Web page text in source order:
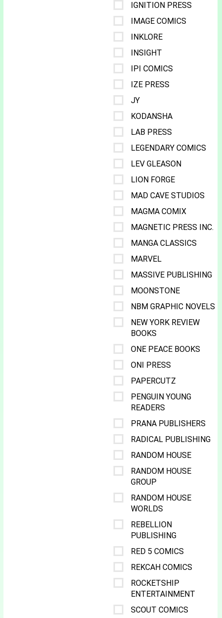
IGNITION PRESS
IMAGE COMICS
INKLORE
INSIGHT
IPI COMICS
IZE PRESS
JY
KODANSHA
LAB PRESS
LEGENDARY COMICS
LEV GLEASON
LION FORGE
MAD CAVE STUDIOS
MAGMA COMIX
MAGNETIC PRESS INC.
MANGA CLASSICS
MARVEL
MASSIVE PUBLISHING
MOONSTONE
NBM GRAPHIC NOVELS
NEW YORK REVIEW
BOOKS
ONE PEACE BOOKS
ONI PRESS
PAPERCUTZ
PENGUIN YOUNG
READERS
PRANA PUBLISHERS
RADICAL PUBLISHING
RANDOM HOUSE
RANDOM HOUSE
GROUP
RANDOM HOUSE
WORLDS
REBELLION
PUBLISHING
RED 5 COMICS
REKCAH COMICS
ROCKETSHIP
ENTERTAINMENT
SCOUT COMICS